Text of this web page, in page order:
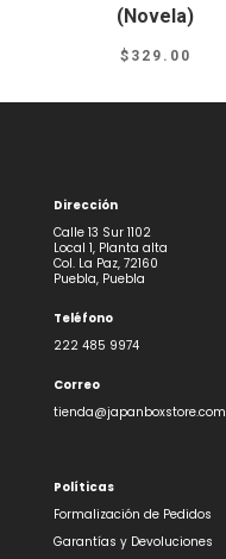
(Novela)
$ 329.00
Dirección
Calle 13 Sur 1102
Local 1, Planta alta
Col. La Paz, 72160
Puebla, Puebla
Teléfono
222 485 9974
Correo
tienda@japanboxstore.com
Políticas
Formalización de Pedidos
Garantías y Devoluciones